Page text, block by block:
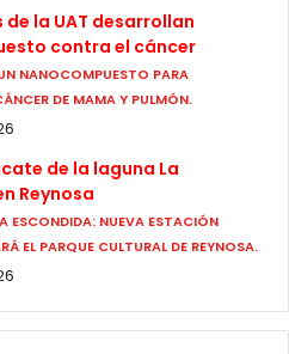
la UAT desarrollan
contra el cáncer
NANOCOMPUESTO PARA
DE MAMA Y PULMÓN.
de la laguna La
Reynosa
ESCONDIDA: NUEVA ESTACIÓN
EL PARQUE CULTURAL DE REYNOSA.